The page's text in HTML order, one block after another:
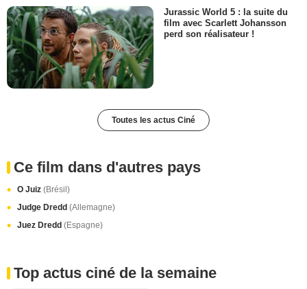
Jurassic World 5 : la suite du
film avec Scarlett Johansson
perd son réalisateur !
Toutes les actus Ciné
Ce film dans d'autres pays
O Juiz (Brésil)
Judge Dredd (Allemagne)
Juez Dredd (Espagne)
Top actus ciné de la semaine